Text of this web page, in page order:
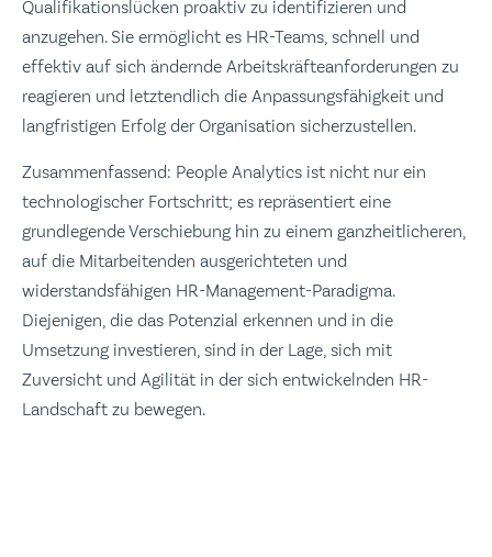
Qualifikationslücken proaktiv zu identifizieren und
anzugehen. Sie ermöglicht es HR-Teams, schnell und
effektiv auf sich ändernde Arbeitskräfteanforderungen zu
reagieren und letztendlich die Anpassungsfähigkeit und
langfristigen Erfolg der Organisation sicherzustellen.
Zusammenfassend: People Analytics ist nicht nur ein
technologischer Fortschritt; es repräsentiert eine
grundlegende Verschiebung hin zu einem ganzheitlicheren,
auf die Mitarbeitenden ausgerichteten und
widerstandsfähigen HR-Management-Paradigma.
Diejenigen, die das Potenzial erkennen und in die
Umsetzung investieren, sind in der Lage, sich mit
Zuversicht und Agilität in der sich entwickelnden HR-
Landschaft zu bewegen.